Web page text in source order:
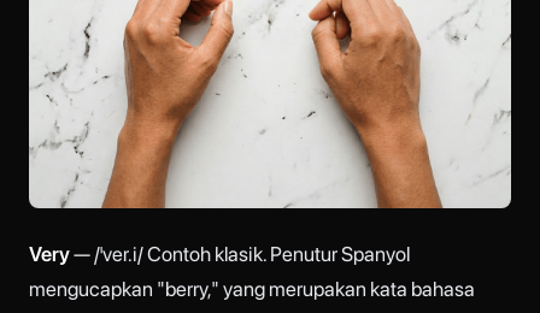
Very— /ˈver.i/ Contoh klasik. Penutur Spanyol
mengucapkan "berry," yang merupakan kata bahasa